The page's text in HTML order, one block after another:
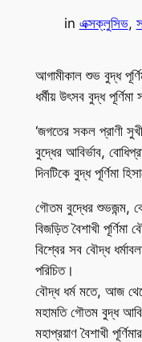
in এক্সক্লুসিভ,
আগামীকাল শুভ বুদ্ধ
ধর্মীয় উৎসব বুদ্ধ
‘জগতের সকল প্রাণী
বুদ্ধের আবির্ভাব,
দিনটিকে বুদ্ধ পূর্ণিমা
গৌতম বুদ্ধের শুভজন্ম,
বিজড়িত বৈশাখী পূর্ণিমা
বিশ্বের সব বৌদ্ধ
পরিচিত।
বৌদ্ধ ধর্ম মতে, আজ
মহামতি গৌতম বুদ্ধ
মহাপ্রয়াণ বৈশাখী